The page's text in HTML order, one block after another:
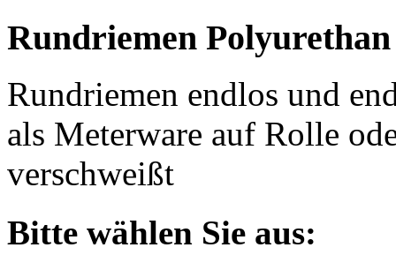
Rundriemen Polyurethan
Rundriemen endlos und
als Meterware auf Rolle
verschweißt
Bitte wählen Sie aus: